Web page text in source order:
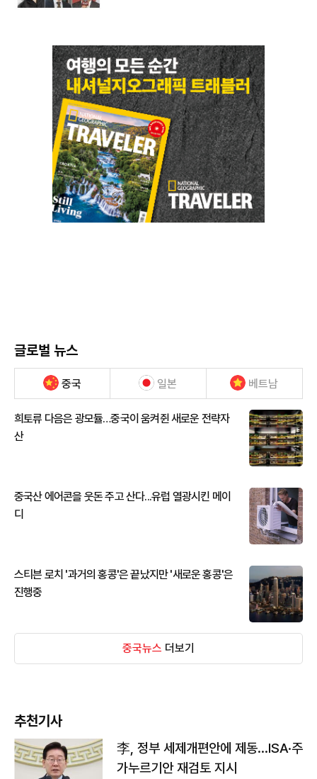
글로벌 뉴스
중국 일본 베트남
희토류 다음은 광모듈…중국이 움켜쥔 새로운 전략자
산
중국산 에어콘을 웃돈 주고 산다...유럽 열광시킨 메이
디
스티븐 로치 '과거의 홍콩'은 끝났지만 '새로운 홍콩'은
진행중
중국뉴스 더보기
추천기사
李, 정부 세제개편안에 제동…ISA·주
가누르기안 재검토 지시